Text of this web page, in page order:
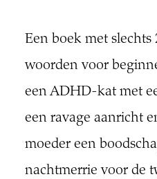
Een boek met slechts
woorden voor
een ADHD-kat met
een ravage aanricht
moeder een
nachtmerrie voor de